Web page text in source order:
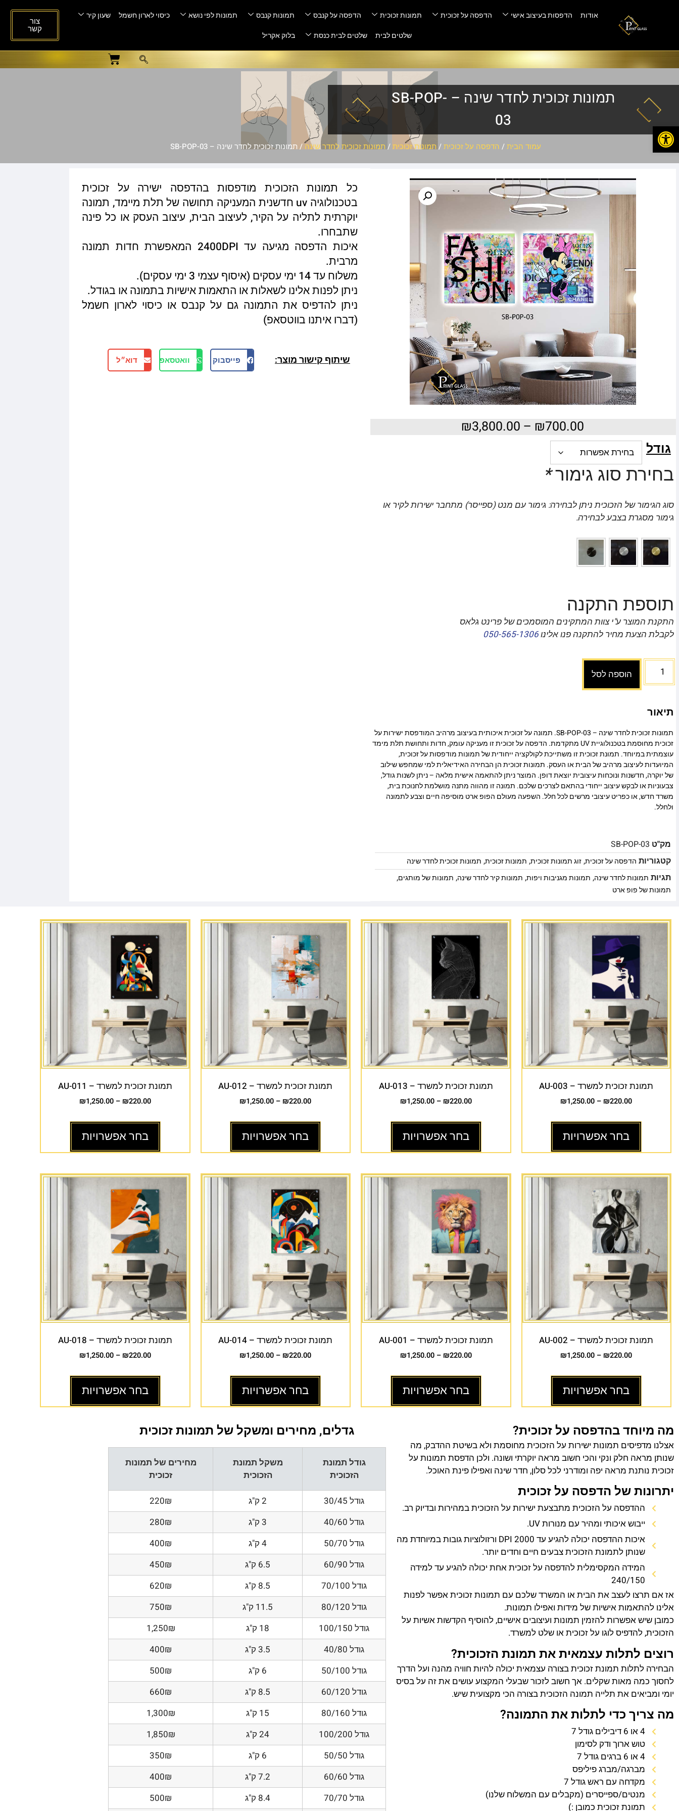
פתח סרגל נגישות
אודות הדפסות בעיצוב אישי הדפסה על זכוכית תמונות זכוכית הדפסה על קנבס תמונות קנבס תמונות לפי נושא כיסוי לארון חשמל
שעון קיר
שלטים לבית
שלטים לבית כנסת בלוק אקריל
צור
קשר
תמונות זכוכית לחדר שינה – SB-POP-
03
עמוד הבית/ הדפסה על זכוכית/תמונות זכוכית/תמונות זכוכית לחדר שינה/ תמונות זכוכית לחדר שינה – SB-POP-03
₪700.00
–
₪3,800.00
גודל
בחירת סוג גימור*
סוג הגימור של הזכוכית ניתן לבחירה: גימור עם מנט (ספייסר) מתחבר ישירות לקיר או
גימור מסגרת בצבע לבחירה.
תוספת התקנה
התקנת המוצר ע"י צוות המתקינים המוסמכים של פרינט גלאס
לקבלת הצעת מחיר להתקנה פנו אלינו050-565-1306
הוספה לסל
תיאור
תמונות זכוכית לחדר שינה – SB-POP-03. תמונה על זכוכית איכותית בעיצוב מרהיב המודפסת ישירות על
זכוכית מחוסמת בטכנולוגיית UV מתקדמת. הדפסה על זכוכית זו מעניקה עומק, חדות ותחושת תלת מימד
עוצמתית במיוחד. תמונת זכוכית זו משתייכת לקולקציה ייחודית של תמונות מודפסות על זכוכית,
המיועדות לעיצוב מרהיב של הבית או העסק. תמונות זכוכית הן הבחירה האידיאלית למי שמחפש שילוב
של יוקרה, חדשנות ונוכחות עיצובית יוצאת דופן. המוצר ניתן להתאמה אישית מלאה – ניתן לשנות גודל,
צבעוניות או לבקש עיצוב ייחודי בהתאם לצרכים שלכם. תמונה זו מהווה מתנה מושלמת לחנוכת בית,
משרד חדש, או כפריט עיצובי מרשים לכל חלל. השפעה מעולם הפופ ארט מוסיפה חיים וצבע לתמונה
ולחלל.
מק"ט SB-POP-03
קטגוריות הדפסה על זכוכית,זוג תמונות זכוכית, תמונות זכוכית, תמונות זכוכית לחדר שינה
תגיות תמונות לחדר שינה, תמונות מגניבות ויפות, תמונות קיר לחדר שינה, תמונות של מותגים,
תמונות של פופ ארט
כל תמונות הזכוכית מודפסות בהדפסה ישירה על זכוכית
בטכנולוגיה uv חדשנית המעניקה תחושה של תלת מיימד, תמונה
יוקרתית לתליה על הקיר, לעיצוב הבית, עיצוב העסק או כל פינה
שתבחרו.
איכות הדפסה מגיעה עד 2400DPI המאפשרת חדות תמונה
מרבית.
משלוח עד 14 ימי עסקים (איסוף עצמי 3 ימי עסקים).
ניתן לפנות אלינו לשאלות או התאמות אישיות בתמונה או בגודל.
ניתן להדפיס את התמונה גם על קנבס או כיסוי לארון חשמל
(דברו איתנו בווטסאפ)
שיתוף קישור מוצר: פייסבוק וואטסאפ דוא״ל
תמונת זכוכית למשרד – AU-003
₪220.00
–
₪1,250.00
בחר אפשרויות
תמונת זכוכית למשרד – AU-013
₪220.00
–
₪1,250.00
בחר אפשרויות
תמונת זכוכית למשרד – AU-012
₪220.00
–
₪1,250.00
בחר אפשרויות
תמונת זכוכית למשרד – AU-011
₪220.00
–
₪1,250.00
בחר אפשרויות
תמונת זכוכית למשרד – AU-002
₪220.00
–
₪1,250.00
בחר אפשרויות
תמונת זכוכית למשרד – AU-001
₪220.00
–
₪1,250.00
בחר אפשרויות
תמונת זכוכית למשרד – AU-014
₪220.00
–
₪1,250.00
בחר אפשרויות
תמונת זכוכית למשרד – AU-018
₪220.00
–
₪1,250.00
בחר אפשרויות
מה מיוחד בהדפסה על זכוכית?
אצלנו מדפיסים תמונות ישירות על הזכוכית מחוסמת ולא בשיטת ההדבק, מה
שנותן מראה חלק ונקי והכי חשוב מראה יוקרתי ושונה. ולכן הדפסת תמונות על
זכוכית נותנת מראה יפה ומודרני לכל סלון, חדר שינה ואפילו פינת האוכל.
יתרונות של הדפסה על זכוכית
ההדפסה על הזכוכית מתבצעת ישירות על הזכוכית במהירות ובדיוק רב.
ייבוש איכותי ומהיר עם מנורות UV.
איכות ההדפסה יכולה להגיע עד 2000 DPI ורזולוציות גובות במיוחדת מה
שנותן לתמונת הזכוכית צבעים חיים וחדים יותר.
המידה המקסימלית להדפסה על זכוכית אחת יכולה להגיע עד למידה
240/150
אז אם תרצו לעצב את הבית או המשרד שלכם עם תמונות זכוכית אפשר לפנות
אלינו להתאמות אישיות של מידות ואפילו תמונות.
כמובן שיש אפשרות להזמין תמונות ועיצובים אישיים, להוסיף הקדשות אשיות על
הזכוכית, להדפיס לוגו על זכוכית או שלט למשרד.
רוצים לתלות עצמאית את תמונת הזכוכית?
הבחירה לתלות תמונת זכוכית בצורה עצמאית יכולה להיות חוויה מהנה ועל הדרך
לחסוך כמה מאות שקלים. אך חשוב לזכור שבעלי המקצוע עושים את זה על בסיס
יומי ומביאים את תלייה תמונה הזכוכית בצורה הכי מקצועית שיש.
מה צריך כדי לתלות את התמונה?
4 או 6 דיבילים גודל 7
טוש ארוך ודק לסימון
4 או 6 ברגים גודל 7
מברגה/מברג פיליפס
מקדחה עם ראש גודל 7
מנטים/ספייסרים (מקבלים עם המשלוח שלנו)
תמונת זכוכית כמובן :)
גדלים, מחירים ומשקל של תמונות זכוכית
גודל תמונת
הזכוכית
משקל תמונת
הזכוכית
מחירים של תמונות
זכוכית
גודל 30/45 2 ק"ג
220₪
גודל 40/60
3 ק"ג
280₪
גודל 50/70
4 ק"ג
400₪
גודל 60/90
6.5 ק"ג
450₪
גודל 70/100
8.5 ק"ג
620₪
גודל 80/120
11.5 ק"ג
750₪
גודל 100/150
18 ק"ג
1,250₪
גודל 40/80
3.5 ק"ג
400₪
גודל 50/100
6 ק"ג
500₪
גודל 60/120
8.5 ק"ג
660₪
גודל 80/160
15 ק"ג
1,300₪
גודל 100/200
24 ק"ג
1,850₪
גודל 50/50
6 ק"ג
350₪
גודל 60/60
7.2 ק"ג
400₪
גודל 70/70
8.4 ק"ג 500₪